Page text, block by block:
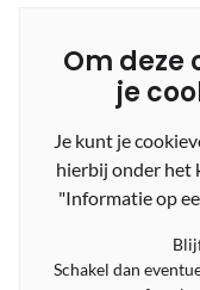
Om deze
je
Je kunt je
hierbij onder het
"Informatie op
Schakel dan